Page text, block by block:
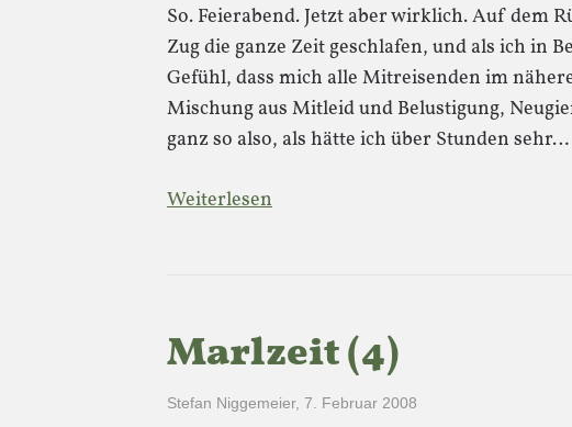
So. Feierabend. Jetzt aber wirklich. Auf dem
Zug die ganze Zeit geschlafen, und als ich in
Gefühl, dass mich alle Mitreisenden im
Mischung aus Mitleid und Belustigung,
ganz so also, als hätte ich über Stunden sehr…
Weiterlesen
Marlzeit (4)
Stefan Niggemeier, 7. Februar 2008